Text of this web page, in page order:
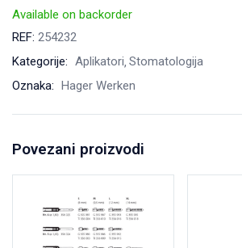
Available on backorder
REF: 254232
Kategorije: Aplikatori Stomatologija
Oznaka: Hager Werken
Povezani proizvodi